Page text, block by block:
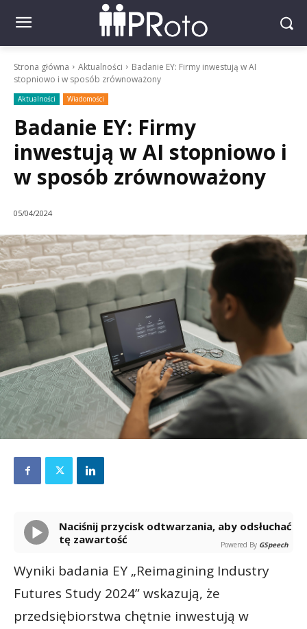
Strona główna Aktualności
Badanie EY: Firmy inwestują w AI
stopniowo i w sposób zrównoważony
Aktualności Wiadomości
Badanie EY: Firmy
inwestują w AI stopniowo i
w sposób zrównoważony
05/04/2024
Naciśnij przycisk odtwarzania, aby odsłuchać
tę zawartość
Powered By GSpeech
Wyniki badania EY „Reimagining Industry
Futures Study 2024” wskazują, że
przedsiębiorstwa chętnie inwestują w